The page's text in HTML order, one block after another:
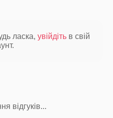
ласка, увійдіть в свій
відгуків...